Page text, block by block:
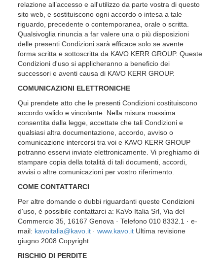
relazione all’accesso e all'utilizzo da parte vostra di questo
sito web, e sostituiscono ogni accordo o intesa a tale
riguardo, precedente o contemporanea, orale o scritta.
Qualsivoglia rinuncia a far valere una o più disposizioni
delle presenti Condizioni sarà efficace solo se avente
forma scritta e sottoscritta da KAVO KERR GROUP. Queste
Condizioni d'uso si applicheranno a beneficio dei
successori e aventi causa di KAVO KERR GROUP.
COMUNICAZIONI ELETTRONICHE
Qui prendete atto che le presenti Condizioni costituiscono
accordo valido e vincolante. Nella misura massima
consentita dalla legge, accettate che tali Condizioni e
qualsiasi altra documentazione, accordo, avviso o
comunicazione intercorsi tra voi e KAVO KERR GROUP
potranno esservi inviate elettronicamente. Vi preghiamo di
stampare copia della totalità di tali documenti, accordi,
avvisi o altre comunicazioni per vostro riferimento.
COME CONTATTARCI
Per altre domande o dubbi riguardanti queste Condizioni
d'uso, è possibile contattarci a: KaVo Italia Srl, Via del
Commercio 35, 16167 Genova · Telefono 010 8332.1 · e-
mail: kavoitalia@kavo.it· www.kavo.itUltima revisione
giugno 2008 Copyright
RISCHIO DI PERDITE